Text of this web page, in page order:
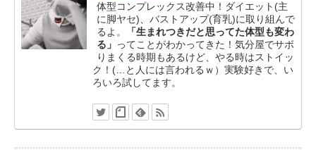
体型コンプレックス改善中！ダイエット(主
に脚ヤセ)、バストアップ(育乳)に取り組んで
るよ。
「生まれつきだと思ってた体型も変わ
る」 ってことがわかってきた！気分屋でサボ
りまくる時期もあるけど、やる時はストイッ
ク！(…と人には言われるｗ）実験好きで、い
ろいろ試してます。